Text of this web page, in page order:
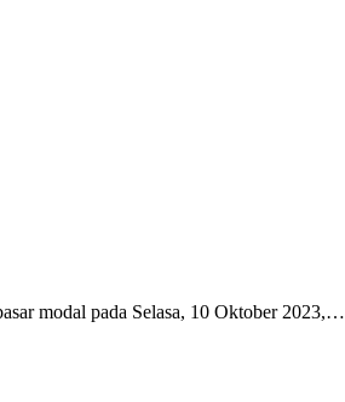
modal pada Selasa, 10 Oktober 2023,…